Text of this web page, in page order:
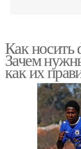
Как носить
Зачем
как их